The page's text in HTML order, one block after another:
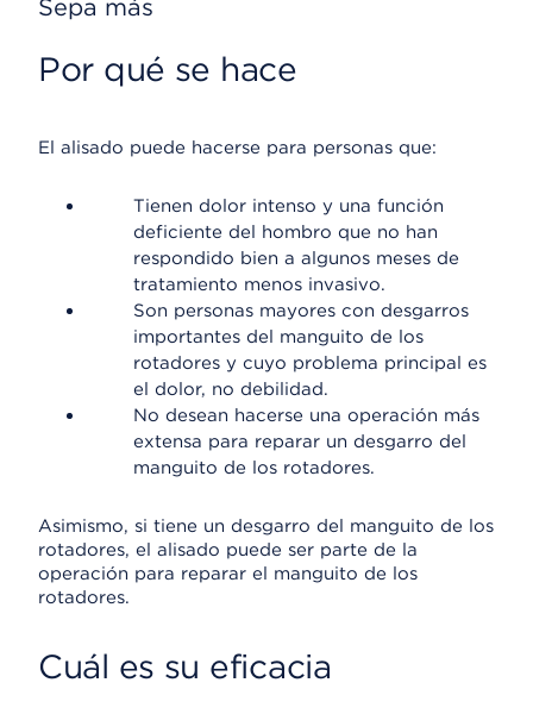
Sepa más
Por qué se hace
El alisado puede hacerse para personas que:
Tienen dolor intenso y una función
deficiente del hombro que no han
respondido bien a algunos meses de
tratamiento menos invasivo.
Son personas mayores con desgarros
importantes del manguito de los
rotadores y cuyo problema principal es
el dolor, no debilidad.
No desean hacerse una operación más
extensa para reparar un desgarro del
manguito de los rotadores.
Asimismo, si tiene un desgarro del manguito de los
rotadores, el alisado puede ser parte de la
operación para reparar el manguito de los
rotadores.
Cuál es su eficacia